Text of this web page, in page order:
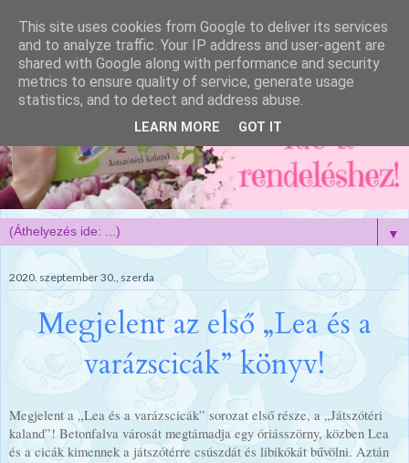
▼
2020. szeptember 30., szerda
Megjelent az első „Lea és a
varázscicák” könyv!
Megjelent a „Lea és a varázscicák” sorozat első része, a „Játszótéri
kaland”! Betonfalva városát megtámadja egy óriásszörny, közben Lea
és a cicák kimennek a játszótérre csúszdát és libikókát bűvölni. Aztán
This site uses cookies from Google to deliver its services
and to analyze traffic. Your IP address and user-agent are
shared with Google along with performance and security
metrics to ensure quality of service, generate usage
statistics, and to detect and address abuse.
LEARN MORE GOT IT